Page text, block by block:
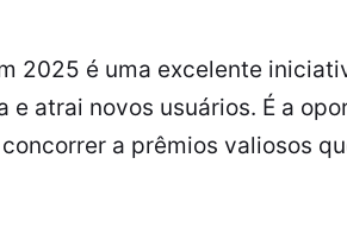
2025 é uma excelente
e atrai novos usuários. É a
a prêmios valiosos